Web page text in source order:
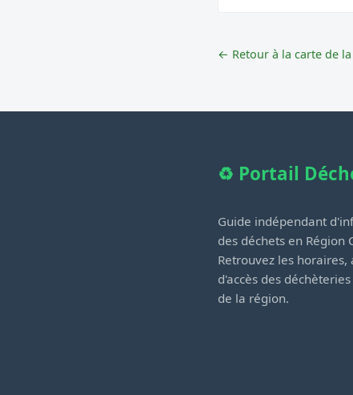
← Retour à la carte de
♻️ Portail
Guide indépendant
des déchets en Région
Retrouvez les
d'accès des
de la région.